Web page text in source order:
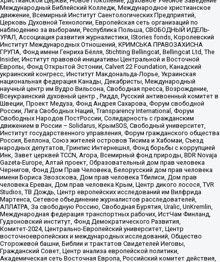
Международный Библейский Колледж, Международное христианское
движение, Всемирный Институт Саентологических Предприятий,
Церковь Духовной Технологии, Европейская сеть организаций по
наблюдению за выборами, Республика Польша, СВОБОДНЫЙ ИДЕЛЬ-
УРАЛ, Ассоциация развития журналистики, IStories fonds, Королевский
Институт Международных Отношений, КРИМСЬКА ПРАВОЗАХИСНА
ГРУПА, Фонд имени Генриха Бёлля, Stichting Bellingcat, Bellingcat Ltd, The
Insider, Институт правовой инициативы Центральной и Восточной
Европы, Фонд Открытой Эстонии, Calvert 22 Foundation, Канадский
украинский конгресс, Институт Макдональда-Лорье, Украинская
национальная федерация Канады, Декабристы, Международный
научный центр им Вудро Вильсона, Свободная пресса, Возрождение,
Всеукраинский духовный центр , Риддл, Русский антивоенный комитет в
Швеции, Проект Медуза, Фонд Андрея Сахарова, Форум свободной
России, Лига Свободных Наций, Transparеncy International, Форум
Свободных Народов ПостРоссии, Солидарность с гражданским
движением в России – Solidarus, КрымSOS, Свободный университет,
Институт государственного управления, Форум гражданского общества
Россия, Беллона, Союз жителей островов Тисима и Хабомаи, Съезд
народных депутатов, Гринпис Интернешнл, Фонд борьбы с коррупцией
Инк, Завет церквей TCCN, Агора, Всемирный фонд природы, BDR Novaja
Gazeta-Europe, Алтай проект, Образовательный дом прав человека
Чернигов, Фонд Дом Прав Человека, Белорусский дом прав человека
имени Бориса Звозскова, Дом прав человека Тбилиси, Дом прав
человека Ереван, Дом прав человека Крым, Центр дикого лосося, TVR
Studios, ТВ Дождь, Центр европейских исследований им Вилфрида
Мартенса, Сетевое объединение журналистов расследователей,
АЛЛАТРА, За свободную Россию, Свободная Бурятия, Uralic, UnKremlin,
Международная федерация транспортных рабочих, ИстЧам Финланд,
Гудзоновский институт, Фонд Демократического Развития,
Комитет-2024, Центрально-Европейский университет, Центр
восточноевропейских и международных исследований, Общество
Сторожевой башни, Библии и трактатов Свидетелей Иеговы,
Гражданский Совет, Центр анализа европейской политики,
Академическая сеть Восточная Европа, Российский комитет действия,